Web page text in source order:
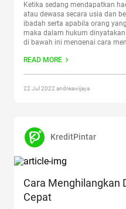
Ketika sedang mendapatkan
atau dewasa secara usia dan
ibadah serta apabila orang
maka dalam hukum
di bawah ini mengenai cara
reading“Cara Menghilangkan
READ MORE
22 Jul 2022 andreawijaya
KreditPintar
Cara Menghilangkan
Cepat